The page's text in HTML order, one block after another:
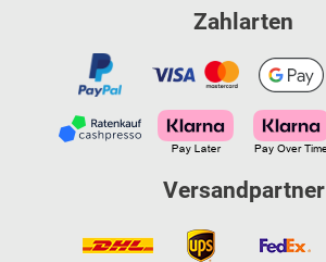
Zahlarten
Versandpartner